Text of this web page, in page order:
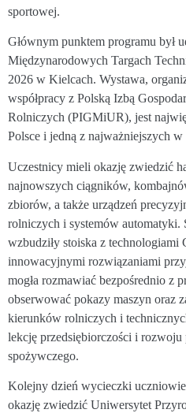
sportowej.
Głównym punktem programu był
Międzynarodowych Targach
2026 w Kielcach. Wystawa,
współpracy z Polską Izbą
Rolniczych (PIGMiUR), jest
Polsce i jedną z najważniejszych w
Uczestnicy mieli okazję zwiedzić
najnowszych ciągników,
zbiorów, a także urządzeń
rolniczych i systemów automatyki.
wzbudziły stoiska z technologiami
innowacyjnymi rozwiązaniami
mogła rozmawiać bezpośrednio z
obserwować pokazy maszyn oraz
kierunków rolniczych i
lekcję przedsiębiorczości i
spożywczego.
Kolejny dzień wycieczki
okazję zwiedzić Uniwersytet